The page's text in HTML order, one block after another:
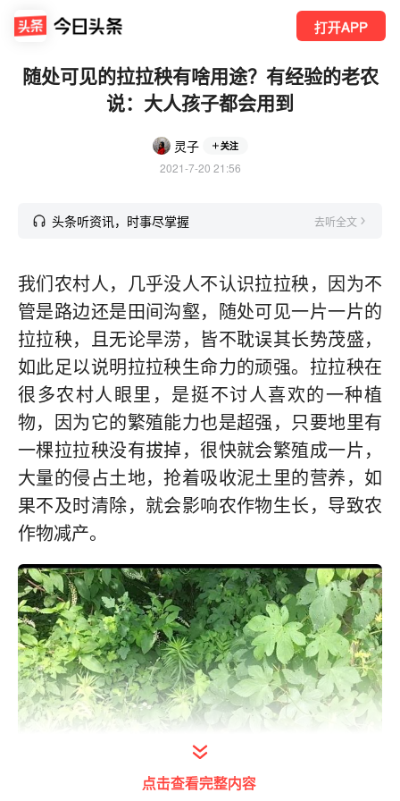
打开APP
随处可见的拉拉秧有啥用途？有经验的老农
说：大人孩子都会用到
灵子 关注
2021-7-20 21:56
头条听资讯，时事尽掌握 去听全文
我们农村人，几乎没人不认识拉拉秧，因为不
管是路边还是田间沟壑，随处可见一片一片的
拉拉秧，且无论旱涝，皆不耽误其长势茂盛，
如此足以说明拉拉秧生命力的顽强。拉拉秧在
很多农村人眼里，是挺不讨人喜欢的一种植
物，因为它的繁殖能力也是超强，只要地里有
一棵拉拉秧没有拔掉，很快就会繁殖成一片，
大量的侵占土地，抢着吸收泥土里的营养，如
果不及时清除，就会影响农作物生长，导致农
作物减产。
点击查看完整内容